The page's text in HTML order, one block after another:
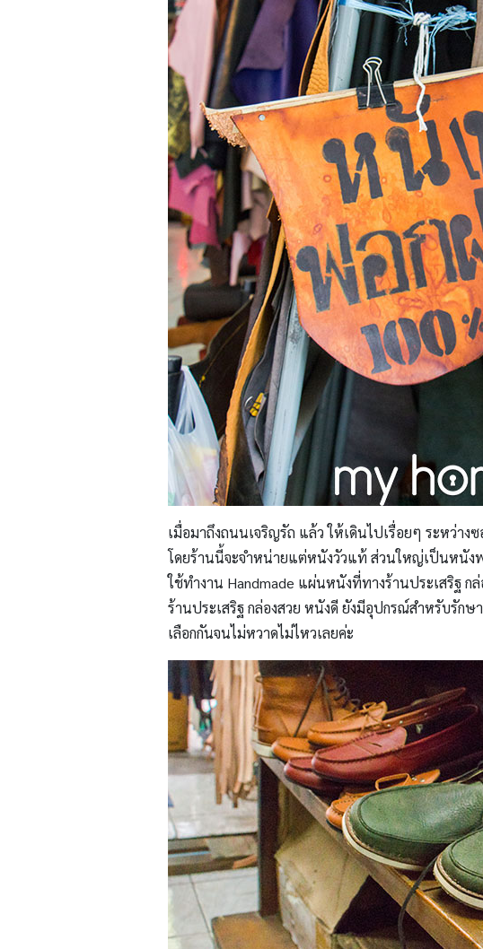
เมื่อมาถึงถนนเจริญรัถ แล้ว ให้เดินไปเรื่อยๆ ระหว่าง
โดยร้านนี้จะจำหน่ายแต่หนังวัวแท้ ส่วนใหญ่เป็นหนังฟ
ใช้ทำงาน Handmade แผ่นหนังที่ทางร้านประเสริฐ
ร้านประเสริฐ กล่องสวย หนังดี ยังมีอุปกรณ์สำหรับรัก
เลือกกันจนไม่หวาดไม่ไหวเลยค่ะ